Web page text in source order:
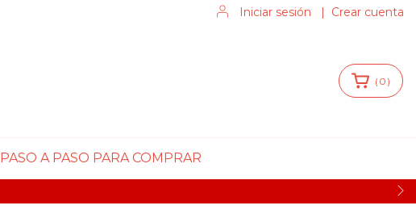
Iniciar sesión | Crear cuenta
( 0 )
PASO A PASO PARA COMPRAR